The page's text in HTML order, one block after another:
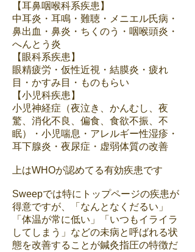
【耳鼻咽喉科系疾患】
中耳炎・耳鳴・難聴・メニエル氏病・
鼻出血・鼻炎・ちくのう・咽喉頭炎・
へんとう炎
【眼科系疾患】
眼精疲労・仮性近視・結膜炎・疲れ
目・かすみ目・ものもらい
【小児科疾患】
小児神経症（夜泣き、かんむし、夜
驚、消化不良、偏食、食欲不振、不
眠）・小児喘息・アレルギー性湿疹・
耳下腺炎・夜尿症・虚弱体質の改善
上はWHOが認めてる有効疾患です
Sweepでは特にトップページの疾患が
得意ですが、「なんとなくだるい」
「体温が常に低い」「いつもイライラ
してしまう」などの未病と呼ばれる状
態を改善することが鍼灸指圧の特徴だ